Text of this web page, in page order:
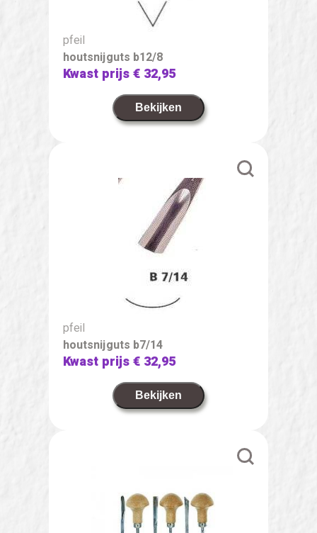
pfeil
houtsnijguts b12/8
Kwast prijs€ 32,95
Bekijken
pfeil
houtsnijguts b7/14
Kwast prijs€ 32,95
Bekijken